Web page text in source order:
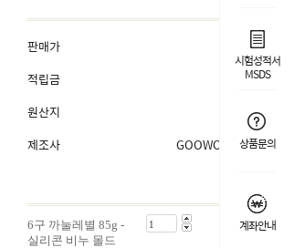
시험성적서
MSDS
상품문의
계좌안내
판매가 6,000원
적립금
1%
원산지
China
제조사
GOOWORL OEM
6구 까눌레별 85g -
실리콘 비누 몰드
6,000원